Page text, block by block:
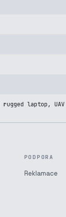
laptop,
PODPORA
Reklamace